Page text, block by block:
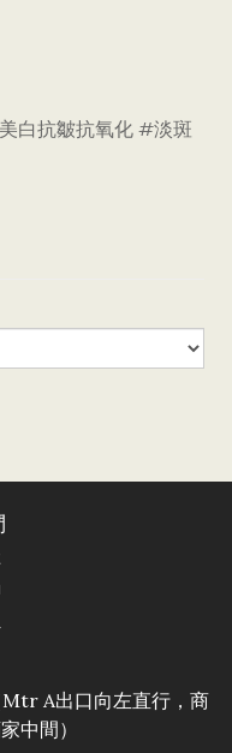
白抗皺抗氧化 #淡斑
A出口向左直行，商
中間）